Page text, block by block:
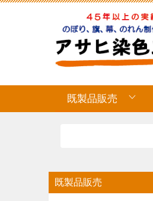
既製品販売
既製品販売